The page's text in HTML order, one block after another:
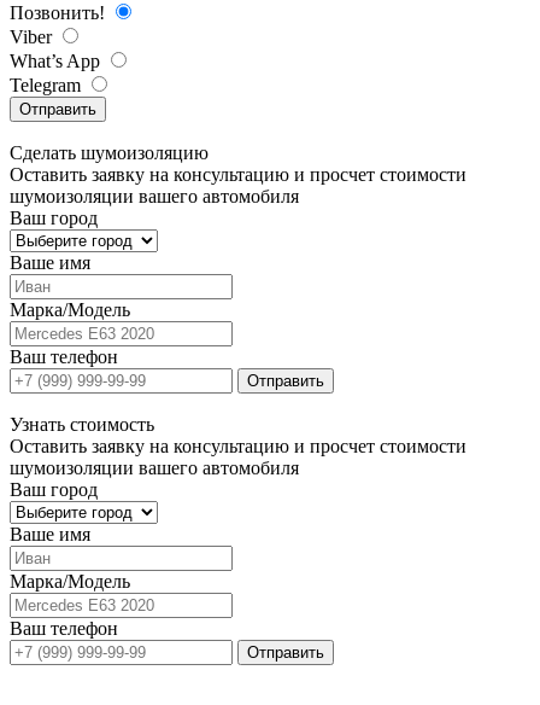
Позвонить!
Viber
What’s App
Telegram
Отправить
Сделать шумоизоляцию
Оставить заявку на консультацию и просчет стоимости
шумоизоляции вашего автомобиля
Ваш город
Ваше имя
Марка/Модель
Ваш телефон
Отправить
Узнать стоимость
Оставить заявку на консультацию и просчет стоимости
шумоизоляции вашего автомобиля
Ваш город
Ваше имя
Марка/Модель
Ваш телефон
Отправить